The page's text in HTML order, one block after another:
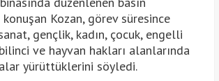
Kozan, görev süresince
gençlik, kadın, çocuk, engelli
ve hayvan hakları alanlarında
yürüttüklerini söyledi.